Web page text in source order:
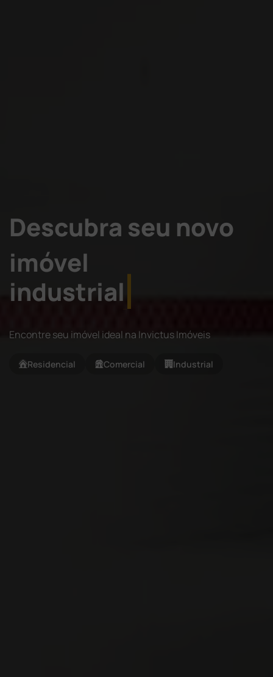
Descubra seu novo
imóvel
industrial
Encontre seu imóvel ideal na Invictus Imóveis
Residencial Comercial Industrial